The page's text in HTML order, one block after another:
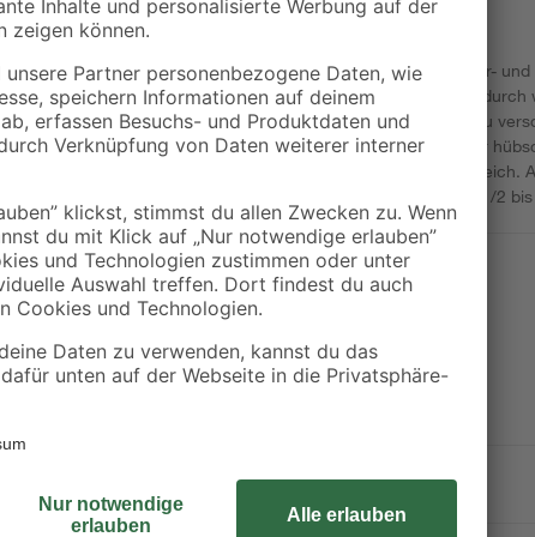
Der toom Unterwasserfilter 2000 kombiniert Filter-
und wird direkt in kleineren Teichen platziert.
Mit den passenden Fontänenaufsätzen kannst du
Teleskoprohr anschließen. Diese sehen nicht nur
Eintrag von lebenswichtigem Sauerstoff in den Teich.
Stufenschlauchtülle lassen sich Schläuche von 1/2